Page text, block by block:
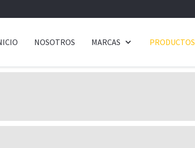
NOSOTROS MARCAS PRODUCTOS